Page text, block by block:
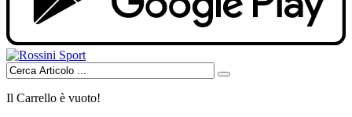
Il Carrello è vuoto!